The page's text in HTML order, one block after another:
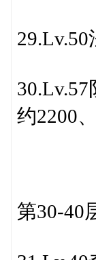
约2200
第30-40